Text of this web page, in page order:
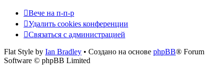
Вече на п-п-р
Удалить cookies конференции
Связаться с администрацией
Flat Style by Ian Bradley • Создано на основе phpBB® Forum
Software © phpBB Limited